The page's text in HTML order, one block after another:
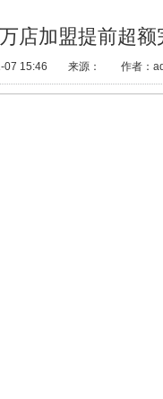
店加盟提前超
07 15:46 来源： 作者：